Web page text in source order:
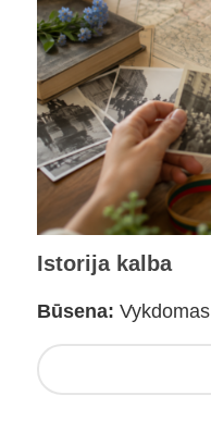
Istorija kalba
Būsena: Vykdomas